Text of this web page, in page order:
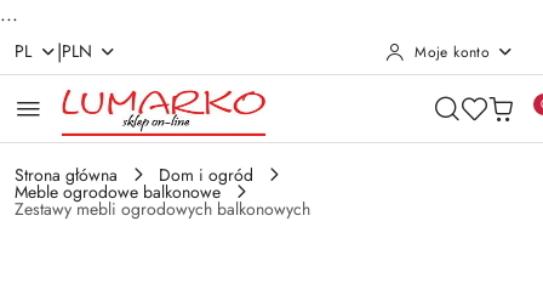
...
Przejdź do treści głównej
Przejdź do wyszukiwarki
Przejdź do moje konto
Przejdź do menu głównego
Przejdź do opisu produktu
Przejdź do stopki
PL |PLN Moje konto
Strona główna Dom i ogród
Meble ogrodowe balkonowe
Zestawy mebli ogrodowych balkonowych